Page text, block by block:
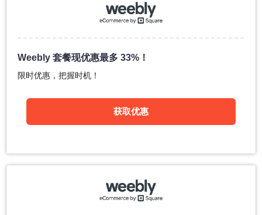
Weebly 套餐现优惠最多 33%！
限时优惠，把握时机！
获取优惠